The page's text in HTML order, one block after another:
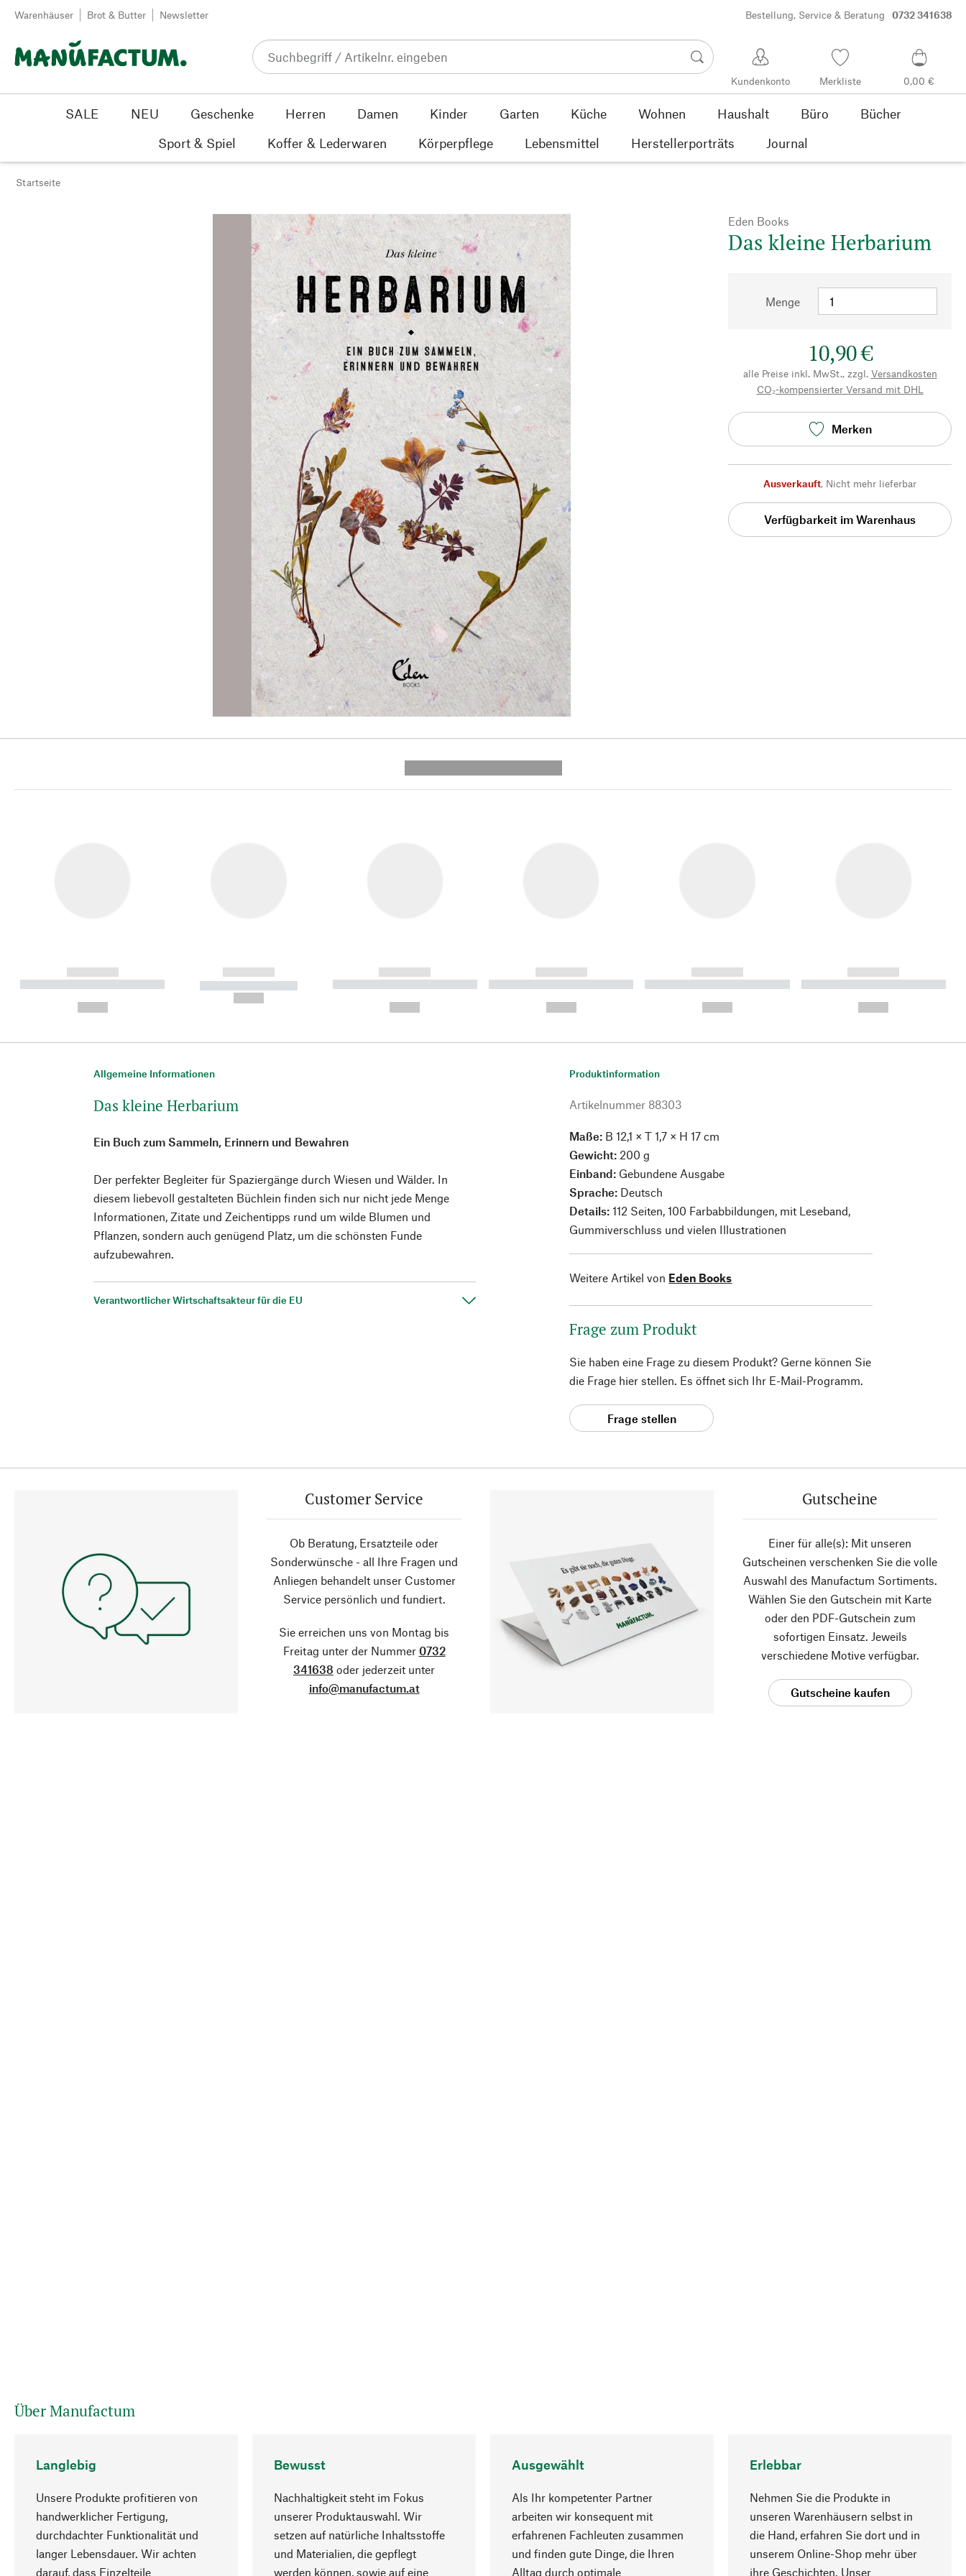
Zum Inhalt springen
Warenhäuser Brot & Butter Newsletter Bestellung, Service & Beratung 0732 341638
Kundenkonto Merkliste 0,00 €
SALE NEU Geschenke Herren Damen Kinder Garten Küche Wohnen Haushalt Büro
Bücher
Sport & Spiel
Koffer & Lederwaren Körperpflege Lebensmittel Herstellerporträts Journal
Startseite
Eden Books
Das kleine Herbarium
Menge
10,90 €
alle Preise inkl. MwSt., zzgl. Versandkosten
CO₂-kompensierter Versand mit DHL
Merken
Ausverkauft, Nicht mehr lieferbar
Verfügbarkeit im Warenhaus
------------
----------- ----------- ----------
------------
----------- -----------
------------
----------- ----------- ----------
------------
----------- ----------- ----------
------------
----------- ----------- ----------
------------
----------- ----------- ----------
Allgemeine Informationen
Das kleine Herbarium
Ein Buch zum Sammeln, Erinnern und Bewahren
Der perfekter Begleiter für Spaziergänge durch Wiesen und Wälder. In
diesem liebevoll gestalteten Büchlein finden sich nur nicht jede Menge
Informationen, Zitate und Zeichentipps rund um wilde Blumen und
Pflanzen, sondern auch genügend Platz, um die schönsten Funde
aufzubewahren.
Verantwortlicher Wirtschaftsakteur für die EU
Produktinformation
Artikelnummer 88303
Maße: B 12,1 × T 1,7 × H 17 cm
Gewicht: 200 g
Einband: Gebundene Ausgabe
Sprache: Deutsch
Details: 112 Seiten, 100 Farbabbildungen, mit Leseband,
Gummiverschluss und vielen Illustrationen
Weitere Artikel von Eden Books
Frage zum Produkt
Sie haben eine Frage zu diesem Produkt? Gerne können Sie
die Frage hier stellen. Es öffnet sich Ihr E-Mail-Programm.
Frage stellen
Customer Service
Ob Beratung, Ersatzteile oder
Sonderwünsche - all Ihre Fragen und
Anliegen behandelt unser Customer
Service persönlich und fundiert.
Sie erreichen uns von Montag bis
Freitag unter der Nummer 0732
341638 oder jederzeit unter
info@manufactum.at
Gutscheine
Einer für alle(s): Mit unseren
Gutscheinen verschenken Sie die volle
Auswahl des Manufactum Sortiments.
Wählen Sie den Gutschein mit Karte
oder den PDF-Gutschein zum
sofortigen Einsatz. Jeweils
verschiedene Motive verfügbar.
Gutscheine kaufen
Über Manufactum
Langlebig
Unsere Produkte profitieren von
handwerklicher Fertigung,
durchdachter Funktionalität und
langer Lebensdauer. Wir achten
darauf, dass Einzelteile
Bewusst
Nachhaltigkeit steht im Fokus
unserer Produktauswahl. Wir
setzen auf natürliche Inhaltsstoffe
und Materialien, die gepflegt
werden können, sowie auf eine
Ausgewählt
Als Ihr kompetenter Partner
arbeiten wir konsequent mit
erfahrenen Fachleuten zusammen
und finden gute Dinge, die Ihren
Alltag durch optimale
Erlebbar
Nehmen Sie die Produkte in
unseren Warenhäusern selbst in
die Hand, erfahren Sie dort und in
unserem Online-Shop mehr über
ihre Geschichten. Unser